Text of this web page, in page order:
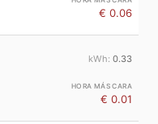
€ 0.06
0.33
€ 0.01